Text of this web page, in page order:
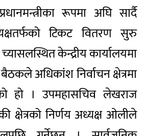
रूपमा अघि सार्दै
टिकट वितरण सुरु
केन्द्रीय कार्यालयमा
अधिकांश निर्वाचन क्षेत्रमा
हो । उपमहासचिव लेखराज
क्षेत्रको निर्णय अध्यक्ष ओलीले